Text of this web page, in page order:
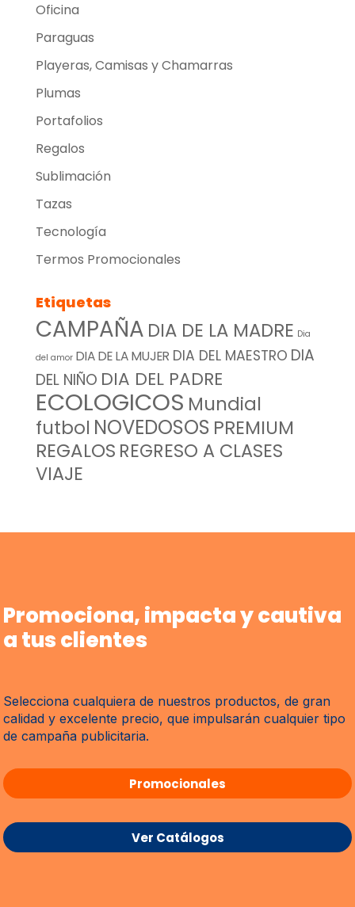
Oficina
Paraguas
Playeras, Camisas y Chamarras
Plumas
Portafolios
Regalos
Sublimación
Tazas
Tecnología
Termos Promocionales
Etiquetas
CAMPAÑA DIA DE LA MADRE Dia
del amor DIA DE LA MUJER DIA DEL MAESTRO DIA
DEL NIÑO DIA DEL PADRE
ECOLOGICOS Mundial
futbol NOVEDOSOS PREMIUM
REGALOS REGRESO A CLASES
VIAJE
Promociona, impacta y cautiva
a tus clientes
Selecciona cualquiera de nuestros productos, de gran
calidad y excelente precio, que impulsarán cualquier tipo
de campaña publicitaria.
Promocionales
Ver Catálogos